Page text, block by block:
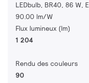
LEDbulb, BR40, 86 W,
90.00 lm/W
Flux lumineux (lm)
1 204
Rendu des couleurs
90